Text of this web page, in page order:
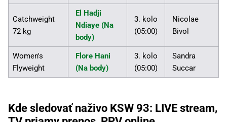
Catchweight
72 kg
El Hadji
Ndiaye (Na
body)
3. kolo
(05:00)
Nicolae
Bivol
Women's
Flyweight
Flore Hani
(Na body)
3. kolo
(05:00)
Sandra
Succar
Kde sledovať naživo KSW 93: LIVE stream,